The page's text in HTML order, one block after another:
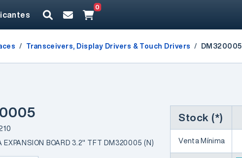
0
Transceivers, Display Drivers & Touch Drivers DM320005
EXPANSION BOARD 3.2" TFT DM320005 (N)
Stock (*)
Venta Mínima